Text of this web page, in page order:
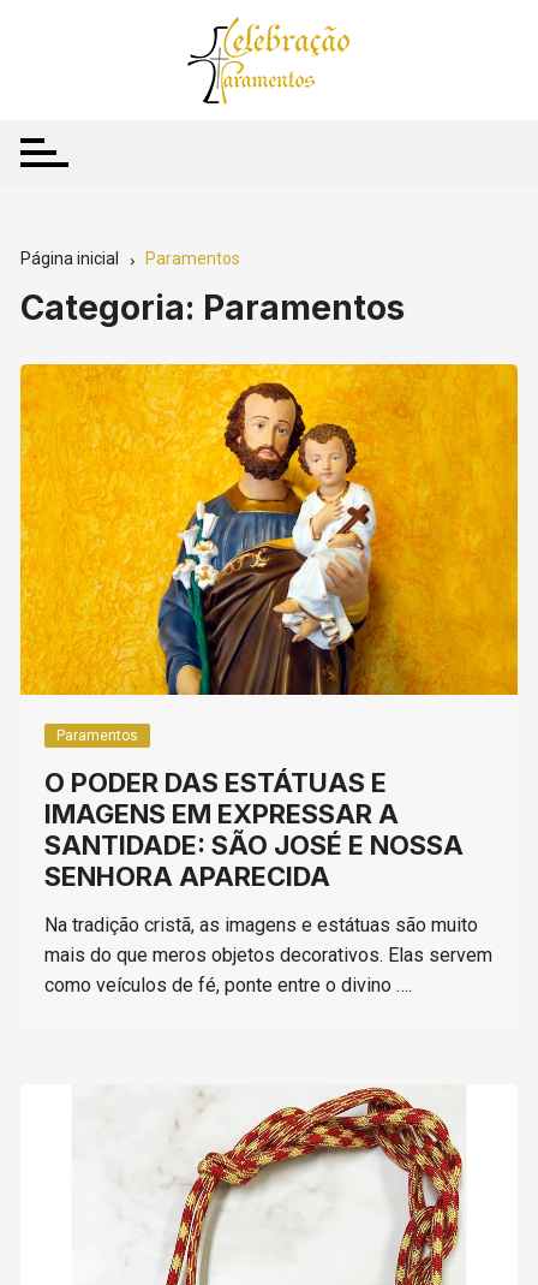
Página inicial Paramentos
Categoria: Paramentos
Paramentos
O PODER DAS ESTÁTUAS E
IMAGENS EM EXPRESSAR A
SANTIDADE: SÃO JOSÉ E NOSSA
SENHORA APARECIDA
Na tradição cristã, as imagens e estátuas são muito
mais do que meros objetos decorativos. Elas servem
como veículos de fé, ponte entre o divino ….